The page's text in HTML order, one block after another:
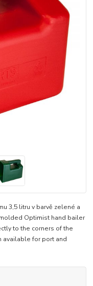
3,5 litru v barvě zelené a
Optimist hand bailer
to the corners of the
available for port and